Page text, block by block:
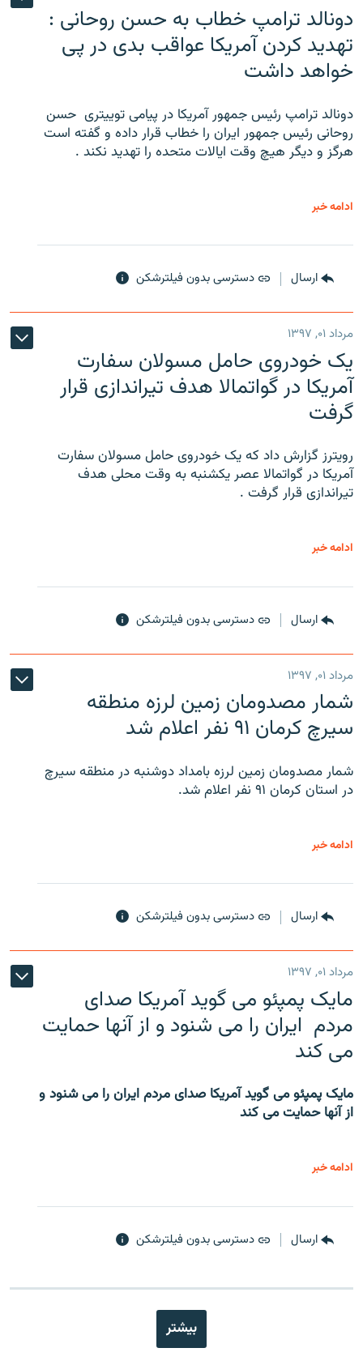
دونالد ترامپ خطاب به حسن روحانی :
تهدید کردن آمریکا عواقب بدی در پی
خواهد داشت
دونالد ترامپ رئیس جمهور آمریکا در پیامی توییتری ‌ حسن
روحانی رئیس جمهور ایران را خطاب قرار داده و گفته است
هرگز و دیگر هیچ وقت ایالات متحده را تهدید نکند .
ادامه خبر
ارسال دسترسی بدون فیلترشکن
مرداد ۰۱, ۱۳۹۷
یک خودروی حامل مسولان سفارت
آمریکا در گواتمالا هدف تیراندازی قرار
گرفت
رویترز گزارش داد که یک خودروی حامل مسولان سفارت
آمریکا در گواتمالا عصر یکشنبه به وقت محلی هدف
تیراندازی قرار گرفت .
ادامه خبر
ارسال دسترسی بدون فیلترشکن
مرداد ۰۱, ۱۳۹۷
شمار مصدومان زمین لرزه منطقه
سیرچ کرمان ۹۱ نفر اعلام شد
شمار مصدومان زمین لرزه بامداد دوشنبه در منطقه سیرچ
در استان کرمان ۹۱ نفر اعلام شد.
ادامه خبر
ارسال دسترسی بدون فیلترشکن
مرداد ۰۱, ۱۳۹۷
مایک پمپئو می گوید آمریکا صدای
مردم ایران را می شنود و از آنها حمایت
می کند
مایک پمپئو می گوید آمریکا صدای مردم ایران را می شنود و
از آنها حمایت می کند
ادامه خبر
ارسال دسترسی بدون فیلترشکن
بیشتر